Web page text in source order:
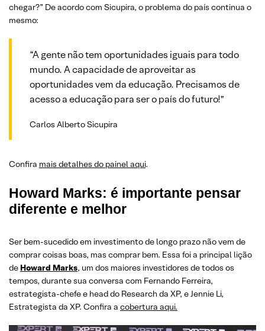
chegar?” De acordo com Sicupira, o problema do país continua o
mesmo:
“A gente não tem oportunidades iguais para todo
mundo. A capacidade de aproveitar as
oportunidades vem da educação. Precisamos de
acesso a educação para ser o país do futuro!”
Carlos Alberto Sicupira
Confira mais detalhes do painel aqui.
Howard Marks: é importante pensar
diferente e melhor
Ser bem-sucedido em investimento de longo prazo não vem de
comprar coisas boas, mas comprar bem. Essa foi a principal lição
de Howard Marks, um dos maiores investidores de todos os
tempos, durante sua conversa com Fernando Ferreira,
estrategista-chefe e head do Research da XP, e Jennie Li,
Estrategista da XP. Confira a cobertura aqui.